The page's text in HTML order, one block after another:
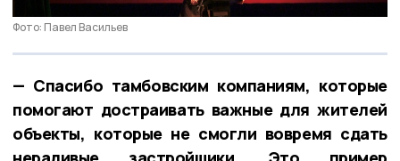
Фото: Павел Васильев
— Спасибо тамбовским компаниям, которые
помогают достраивать важные для жителей
объекты, которые не смогли вовремя сдать